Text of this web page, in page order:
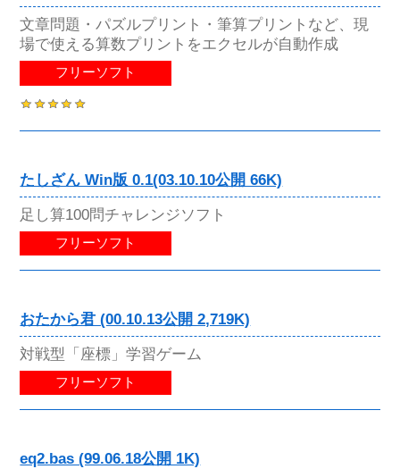
文章問題・パズルプリント・筆算プリントなど、現
場で使える算数プリントをエクセルが自動作成
フリーソフト
たしざん Win版 0.1(03.10.10公開 66K)
足し算100問チャレンジソフト
フリーソフト
おたから君 (00.10.13公開 2,719K)
対戦型「座標」学習ゲーム
フリーソフト
eq2.bas (99.06.18公開 1K)